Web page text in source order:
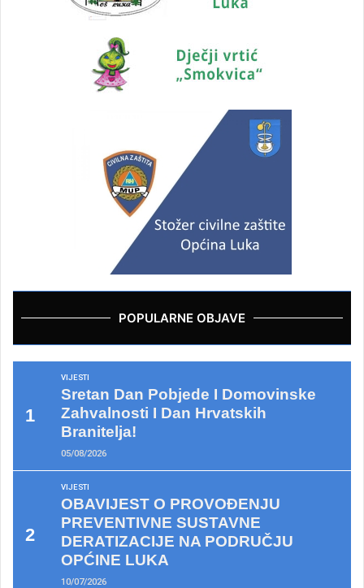
POPULARNE OBJAVE
VIJESTI
Sretan Dan Pobjede I Domovinske
Zahvalnosti I Dan Hrvatskih
Branitelja!
05/08/2026
VIJESTI
OBAVIJEST O PROVOĐENJU
PREVENTIVNE SUSTAVNE
DERATIZACIJE NA PODRUČJU
OPĆINE LUKA
10/07/2026